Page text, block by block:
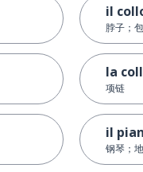
il
脖子；
la
项链
il
钢琴；